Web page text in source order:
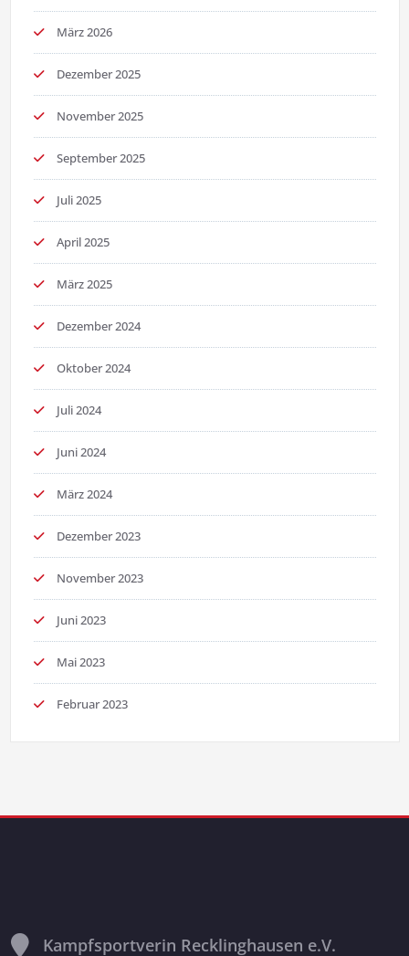
März 2026
Dezember 2025
November 2025
September 2025
Juli 2025
April 2025
März 2025
Dezember 2024
Oktober 2024
Juli 2024
Juni 2024
März 2024
Dezember 2023
November 2023
Juni 2023
Mai 2023
Februar 2023
Kampfsportverin Recklinghausen e.V.